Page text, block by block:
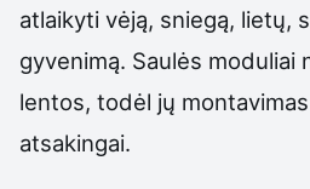
atlaikyti vėją, sniegą, lietų,
gyvenimą. Saulės moduliai
lentos, todėl jų
atsakingai.